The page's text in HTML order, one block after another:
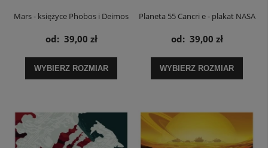
Mars - księżyce Phobos i Deimos
- plakat SpaceX
od: 39,00 zł
WYBIERZ ROZMIAR
Planeta 55 Cancri e - plakat NASA
od: 39,00 zł
WYBIERZ ROZMIAR